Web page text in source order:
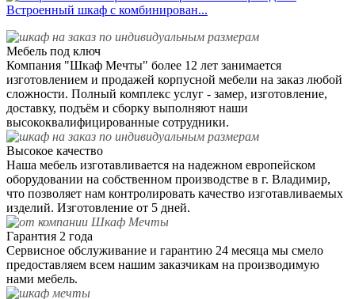
Встроенный шкаф с комбинирован...
Мебель под ключ
Компания "Шкаф Мечты" более 12 лет занимается
изготовлением и продажей корпусной мебели на заказ любой
сложности. Полный комплекс услуг - замер, изготовление,
доставку, подъём и сборку выполняют наши
высококвалифицированные сотрудники.
Высокое качество
Наша мебель изготавливается на надежном европейском
оборудовании на собственном производстве в г. Владимир,
что позволяет нам контролировать качество изготавливаемых
изделий. Изготовление от 5 дней.
Гарантия 2 года
Сервисное обслуживание и гарантию 24 месяца мы смело
предоставляем всем нашим заказчикам на производимую
нами мебель.